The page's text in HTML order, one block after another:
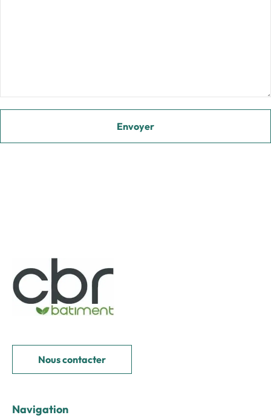
Nous contacter
Navigation